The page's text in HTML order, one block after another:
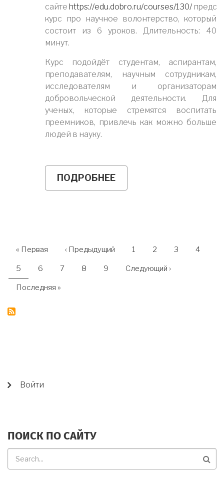
сайте https://edu.dobro.ru/courses/130/
курс про научное волонтерство, который
состоит из 6 уроков. Длительность: 40
минут.
Курс подойдёт студентам, аспирантам,
преподавателям, научным сотрудникам,
исследователям и организаторам
добровольческой деятельности. Для
ученых, которые стремятся воспитать
преемников, привлечь как можно больше
людей в науку.
ПОДРОБНЕЕ
НАУЧНОЕ
ПРОЕКТ
НУМЕРАЦИЯ
Первая
« Первая ←
‹ Предыдущий Страница
1 Страница
2 Страница
3 4
Текущая
страница
5 Страница
6 Страница
7 Страница
8 Страница
9
Следующая
Следующий ›
Последняя
Последняя »
USER
Войти
ПОИСК ПО САЙТУ
по